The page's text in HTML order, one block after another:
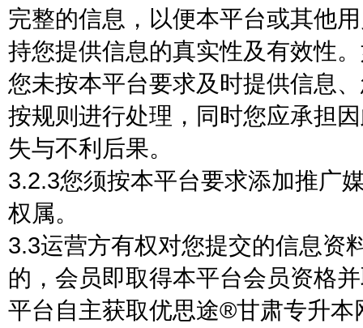
完整的信息，以便本平台或其他
持您提供信息的真实性及有效性
您未按本平台要求及时提供信息
按规则进行处理，同时您应承担
失与不利后果。
3.2.3您须按本平台要求添加推广
权属。
3.3运营方有权对您提交的信息资
的，会员即取得本平台会员资格
平台自主获取优思途®甘肃专升本